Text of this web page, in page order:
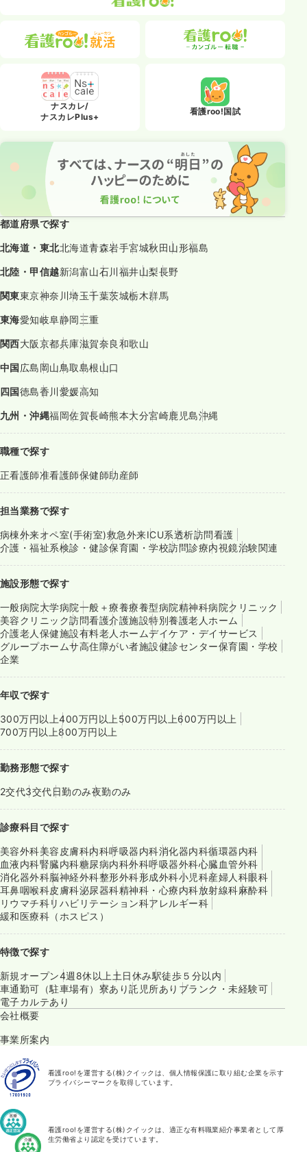
ナスカレ/
ナスカレPlus+
看護roo!国試
都道府県で探す
北海道・東北北海道青森岩手宮城秋田 山形福島
北陸・甲信越新潟富山石川 福井山梨長野
関東東京神奈川埼玉千葉茨城栃木群馬
東海愛知岐阜静岡三重
関西大阪京都兵庫滋賀奈良和歌山
中国 広島 岡山鳥取島根山口
四国徳島香川 愛媛高知
九州・沖縄福岡佐賀長崎熊本大分宮崎鹿児島沖縄
職種で探す
正看護師准看護師保健師助産師
担当業務で探す
病棟外来オペ室(手術室)救急外来ICU系透析訪問看護
介護・福祉系検診・健診保育園・学校訪問診療内視鏡治験関連
施設形態で探す
一般病院大学病院一般＋療養療養型病院精神科病院クリニック
美容クリニック訪問看護介護施設特別養護老人ホーム
介護老人保健施設有料老人ホームデイケア・デイサービス
グループホームサ高住障がい者施設健診センター保育園・学校
企業
年収で探す
300万円以上400万円以上500万円以上600万円以上
700万円以上800万円以上
勤務形態で探す
2交代3交代日勤のみ夜勤のみ
診療科目で探す
美容外科美容皮膚科内科呼吸器内科消化器内科循環器内科
血液内科腎臓内科糖尿病内科外科呼吸器外科心臓血管外科
消化器外科脳神経外科整形外科形成外科小児科産婦人科眼科
耳鼻咽喉科皮膚科泌尿器科精神科・心療内科放射線科麻酔科
リウマチ科リハビリテーション科アレルギー科
緩和医療科（ホスピス）
特徴で探す
新規オープン4週8休以上土日休み駅徒歩５分以内
車通勤可（駐車場有） 寮あり託児所あり ブランク・未経験可
電子カルテあり
会社概要
事業所案内
看護roo!を運営する(株)クイックは、個人情報保護に取り組む企業を示す
プライバシーマークを取得しています。
看護roo!を運営する(株)クイックは、適正な有料職業紹介事業者として厚
生労働省より認定を受けています。